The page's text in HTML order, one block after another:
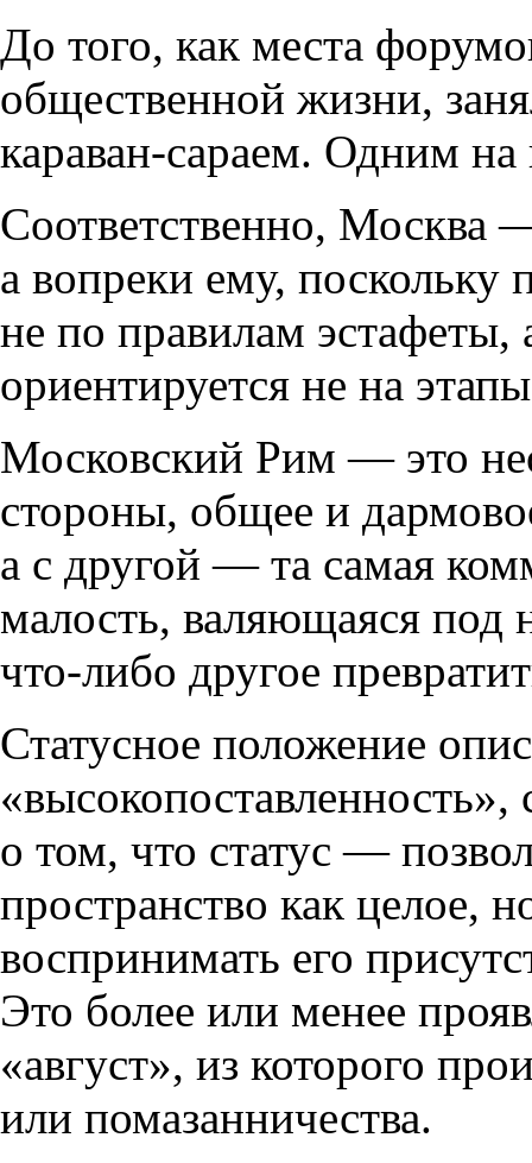
До того, как места
общественной жизни,
караван-сараем. Одним на
Соответственно,
а вопреки ему, поскольку
не по правилам эстафеты,
ориентируется не на
Московский Рим — это
стороны, общее и
а с другой — та самая
малость, валяющаяся под
что-либо другое
Статусное положение
«высокопоставленность»,
о том, что статус —
пространство как целое,
воспринимать его
Это более или менее
«август», из которого
или помазанничества.